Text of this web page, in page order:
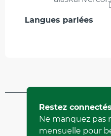
Langues parlées
Langues parlées
Mis à jour le 08
par Office Municipal de
(Identifiant de
Restez connectés
Ne manquez pas
mensuelle pour